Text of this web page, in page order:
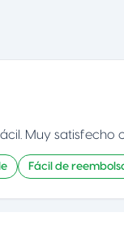
Protección de
Muy satisfecho
Fácil de